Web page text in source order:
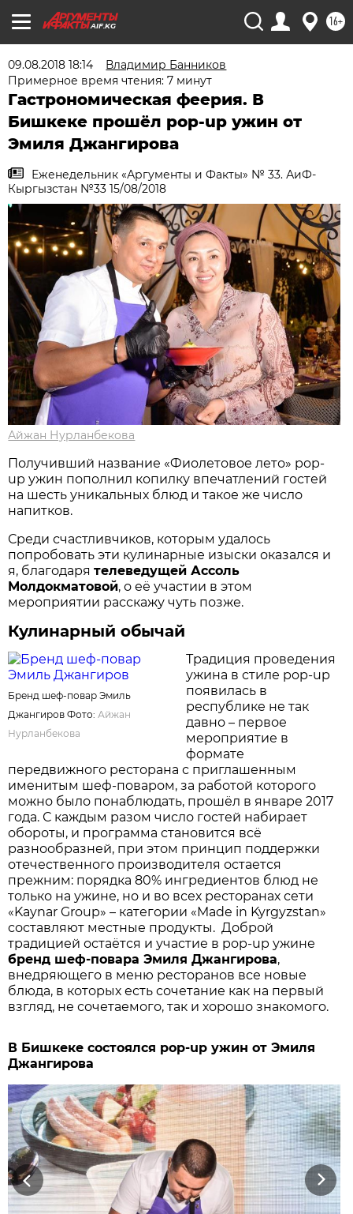
AIF.KG 16+
09.08.2018 18:14
Владимир Банников
Примерное время чтения: 7 минут
Гастрономическая феерия. В
Бишкеке прошёл pop-up ужин от
Эмиля Джангирова
Еженедельник «Аргументы и Факты» № 33. АиФ-
Кыргызстан №33 15/08/2018
Айжан Нурланбекова
Получивший название «Фиолетовое лето» pop-
up ужин пополнил копилку впечатлений гостей
на шесть уникальных блюд и такое же число
напитков.
Среди счастливчиков, которым удалось
попробовать эти кулинарные изыски оказался и
я, благодарятелеведущей Ассоль
Молдокматовой, о её участии в этом
мероприятии расскажу чуть позже.
Кулинарный обычай
Бренд шеф-повар Эмиль
Джангиров Фото: Айжан
Нурланбекова
Традиция проведения
ужина в стиле pop-up
появилась в
республике не так
давно – первое
мероприятие в
формате
передвижного ресторана с приглашенным
именитым шеф-поваром, за работой которого
можно было понаблюдать, прошёл в январе 2017
года. С каждым разом число гостей набирает
обороты, и программа становится всё
разнообразней, при этом принцип поддержки
отечественного производителя остается
прежним: порядка 80% ингредиентов блюд не
только на ужине, но и во всех ресторанах сети
«Kaynar Group» – категории «Made in Kyrgyzstan»
составляют местные продукты. Доброй
традицией остаётся и участие в pop-up ужине
бренд шеф-повара Эмиля Джангирова,
внедряющего в меню ресторанов все новые
блюда, в которых есть сочетание как на первый
взгляд, не сочетаемого, так и хорошо знакомого.
В Бишкеке состоялся pop-up ужин от Эмиля
Джангирова
Previous Next